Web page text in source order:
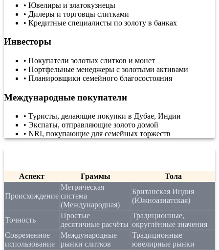
• Ювелиры и златокузнецы
• Дилеры и торговцы слитками
• Кредитные специалисты по золоту в банках
Инвесторы
• Покупатели золотых слитков и монет
• Портфельные менеджеры с золотыми активами
• Планировщики семейного благосостояния
Международные покупатели
• Туристы, делающие покупки в Дубае, Индии
• Экспаты, отправляющие золото домой
• NRI, покупающие для семейных торжеств
Аспект Граммы Тола
Происхождение
Метрическая
система
(Международная)
Британская Индия
(Южноазиатская)
Точность
Простые
десятичные расчёты
Традиционные,
округлённые значения
Современное
использование
Международные
рынки слитков
Традиционные
ювелирные рынки